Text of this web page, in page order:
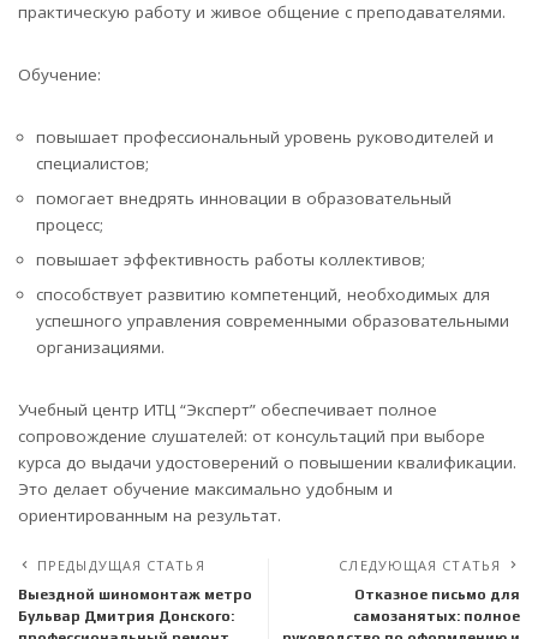
практическую работу и живое общение с преподавателями.
Обучение:
повышает профессиональный уровень руководителей и
специалистов;
помогает внедрять инновации в образовательный
процесс;
повышает эффективность работы коллективов;
способствует развитию компетенций, необходимых для
успешного управления современными образовательными
организациями.
Учебный центр ИТЦ “Эксперт” обеспечивает полное
сопровождение слушателей: от консультаций при выборе
курса до выдачи удостоверений о повышении квалификации.
Это делает обучение максимально удобным и
ориентированным на результат.
ПРЕДЫДУЩАЯ СТАТЬЯ
Выездной шиномонтаж метро
Бульвар Дмитрия Донского:
СЛЕДУЮЩАЯ СТАТЬЯ
Отказное письмо для
самозанятых: полное